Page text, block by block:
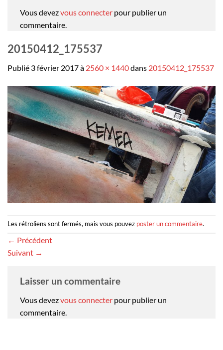
Vous devezvous connecter pour publier un
commentaire.
20150412_175537
Publié 3 février 2017à 2560 × 1440dans 20150412_175537
Les rétroliens sont fermés, mais vous pouvez poster un commentaire.
← Précédent
Suivant →
Laisser un commentaire
Vous devezvous connecter pour publier un
commentaire.